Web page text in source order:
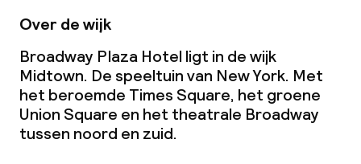
Over de wijk
Broadway Plaza Hotel ligt in de wijk
Midtown. De speeltuin van New York. Met
het beroemde Times Square, het groene
Union Square en het theatrale Broadway
tussen noord en zuid.